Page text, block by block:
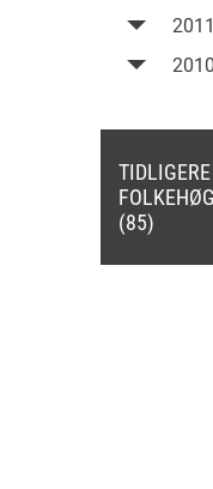
2011
2010
(85)